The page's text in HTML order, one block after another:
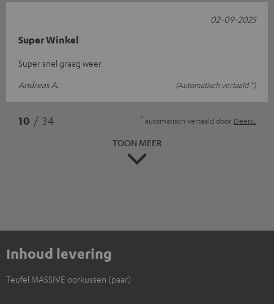
Super Winkel
Super snel graag weer
Andreas A.
(Automatisch vertaald *)
02-09-2025
10 / 34 * automatisch vertaald door DeepL
TOON MEER
Inhoud levering
Teufel MASSIVE oorkussen (paar)